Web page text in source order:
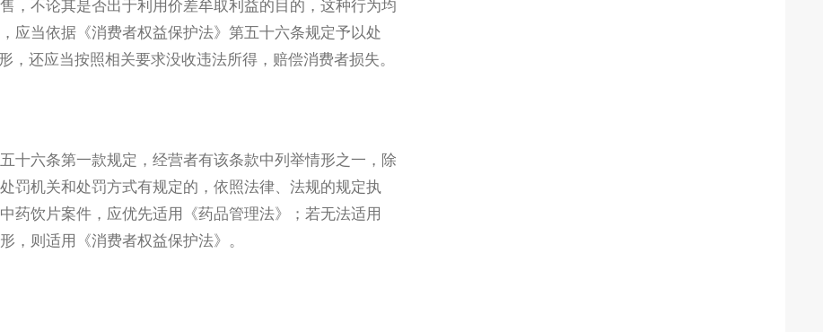
，不论其是否出于利用价差牟取利益的目的，这种行为均
应当依据《消费者权益保护法》第五十六条规定予以处
，还应当按照相关要求没收违法所得，赔偿消费者损失。
十六条第一款规定，经营者有该条款中列举情形之一，除
罚机关和处罚方式有规定的，依照法律、法规的规定执
药饮片案件，应优先适用《药品管理法》；若无法适用
，则适用《消费者权益保护法》。